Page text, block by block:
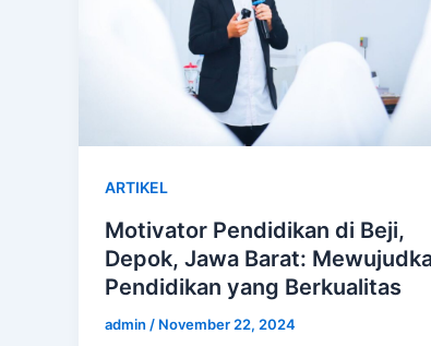
ARTIKEL
Motivator Pendidikan di Beji,
Depok, Jawa Barat:
Pendidikan yang Berkualitas
admin / November 22, 2024